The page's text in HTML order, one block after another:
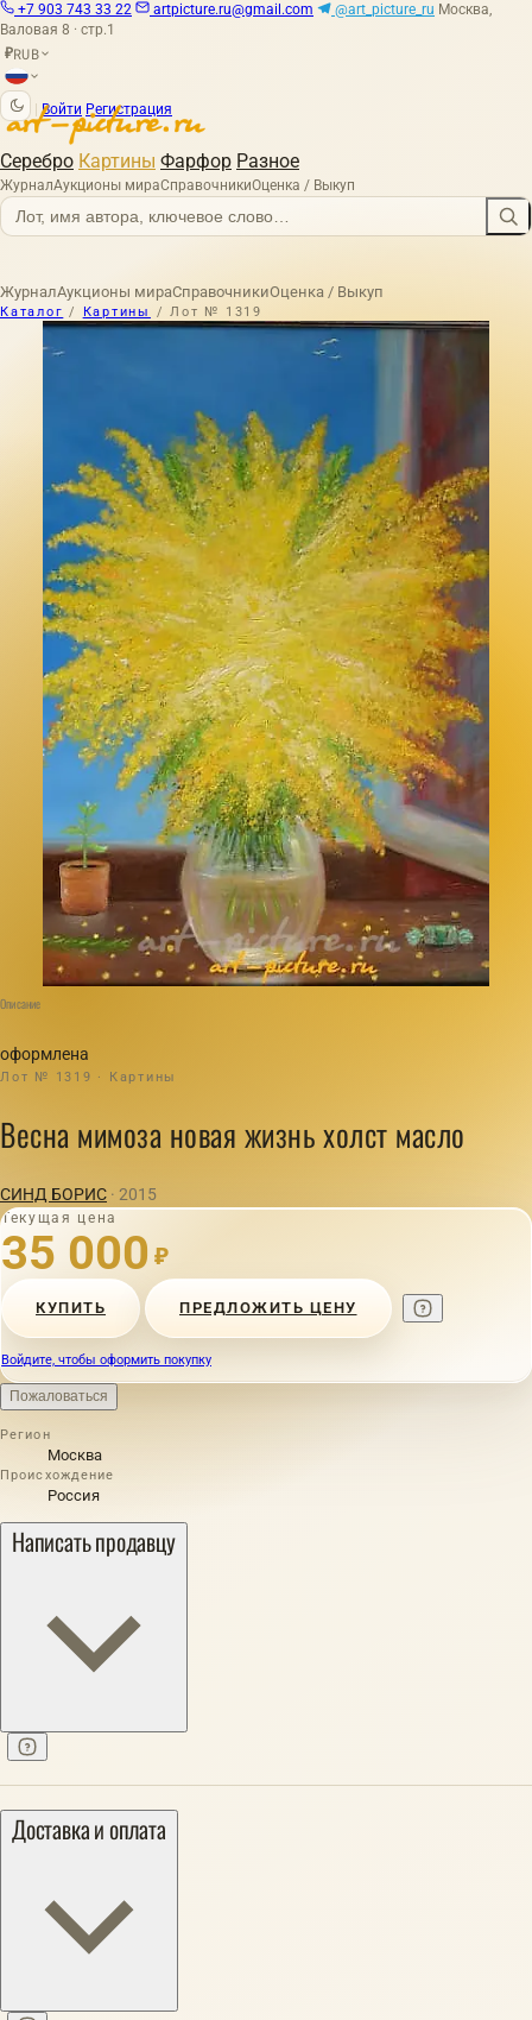
+7 903 743 33 22 artpicture.ru@gmail.com @art_picture_ru Москва,
Валовая 8 · стр.1
₽RUB
Войти Регистрация
Серебро Картины Фарфор Разное
ЖурналАукционы мираСправочникиОценка / Выкуп
ЖурналАукционы мираСправочникиОценка / Выкуп
Каталог / Картины / Лот № 1319
Описание
оформлена
Лот № 1319 · Картины
Весна мимоза новая жизнь холст масло
СИНД БОРИС · 2015
Текущая цена
35 000 ₽
КУПИТЬ ПРЕДЛОЖИТЬ ЦЕНУ
Войдите, чтобы оформить покупку
Пожаловаться
Регион
Москва
Происхождение
Россия
Написать продавцу
Доставка и оплата